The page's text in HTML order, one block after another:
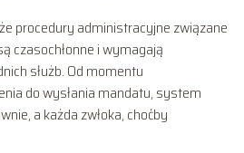
procedury administracyjne związane
czasochłonne i wymagają
służb. Od momentu
do wysłania mandatu, system
a każda zwłoka, choćby